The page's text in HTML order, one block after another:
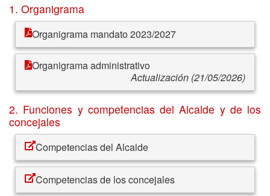
1. Organigrama
Organigrama mandato 2023/2027
Organigrama administrativo
Actualización (21/05/2026)
2. Funciones y competencias del Alcalde y de los
concejales
Competencias del Alcalde
Competencias de los concejales